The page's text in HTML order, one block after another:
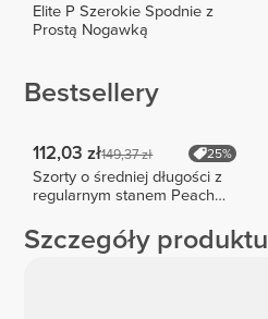
Elite P Szerokie Spodnie z
Prostą Nogawką
Bestsellery
112,03 zł149,37 zł 25%
Szorty o średniej długości z
regularnym stanem Peach
Szczegóły produktu